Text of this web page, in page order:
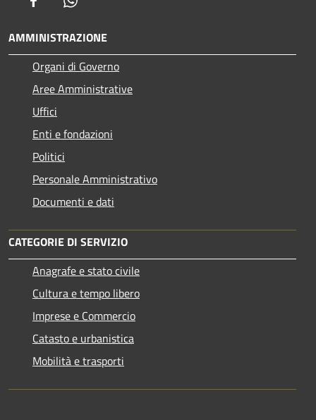
AMMINISTRAZIONE
Organi di Governo
Aree Amministrative
Uffici
Enti e fondazioni
Politici
Personale Amministrativo
Documenti e dati
CATEGORIE DI SERVIZIO
Anagrafe e stato civile
Cultura e tempo libero
Imprese e Commercio
Catasto e urbanistica
Mobilità e trasporti